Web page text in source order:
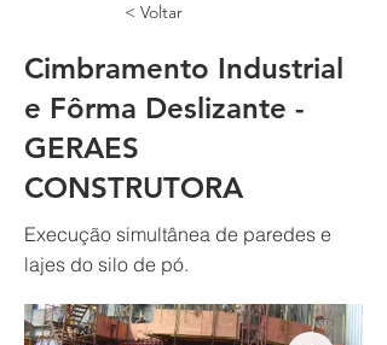
< Voltar
Cimbramento Industrial
e Fôrma Deslizante -
GERAES
CONSTRUTORA
Execução simultânea de paredes e
lajes do silo de pó.